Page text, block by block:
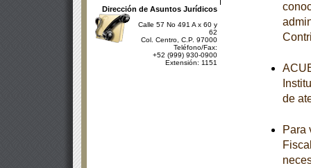
Dirección de Asuntos Jurídicos
Calle 57 No 491 A x 60 y
62
Col. Centro, C.P. 97000
Teléfono/Fax:
+52 (999) 930-0900
Extensión: 1151
de
Para